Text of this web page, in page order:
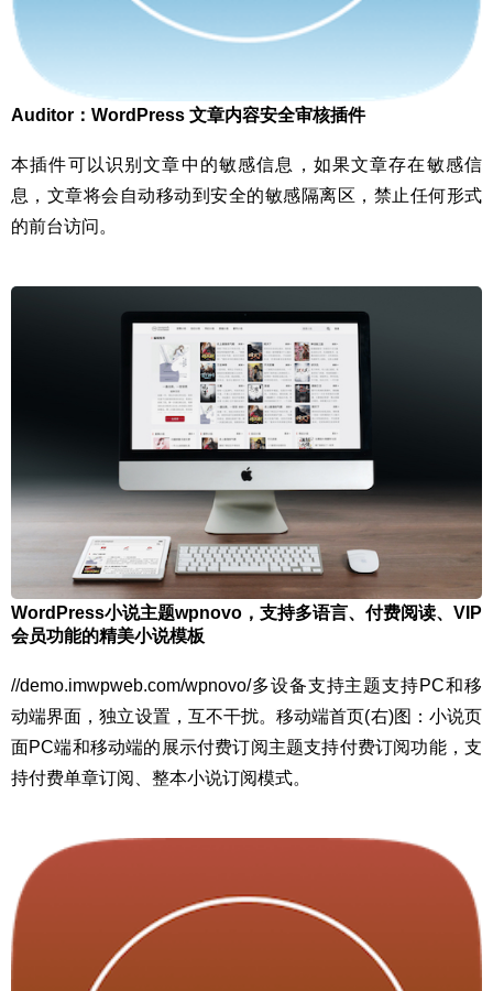
Auditor：WordPress 文章内容安全审核插件
本插件可以识别文章中的敏感信息，如果文章存在敏感信
息，文章将会自动移动到安全的敏感隔离区，禁止任何形式
的前台访问。
WordPress小说主题wpnovo，支持多语言、付费阅读、VIP
会员功能的精美小说模板
//demo.imwpweb.com/wpnovo/多设备支持主题支持PC和移
动端界面，独立设置，互不干扰。移动端首页(右)图：小说页
面PC端和移动端的展示付费订阅主题支持付费订阅功能，支
持付费单章订阅、整本小说订阅模式。